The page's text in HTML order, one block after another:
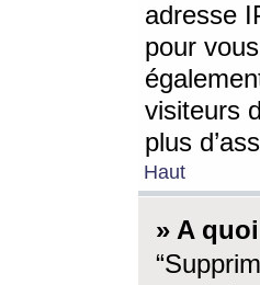
adresse
pour
visiteurs
plus
Haut
» A